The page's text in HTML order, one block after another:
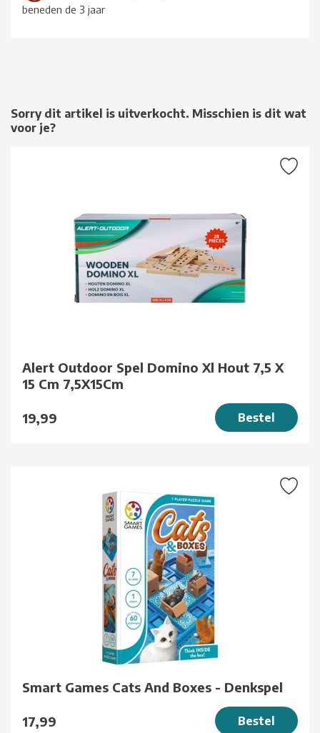
beneden de 3 jaar
Sorry dit artikel is uitverkocht. Misschien is dit wat
voor je?
Alert Outdoor Spel Domino Xl Hout 7,5 X
15 Cm 7,5X15Cm
19,99 Bestel
Smart Games Cats And Boxes - Denkspel
17,99 Bestel